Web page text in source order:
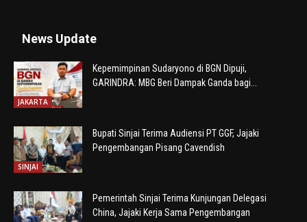
News Update
JAKARTA
Kepemimpinan Sudaryono di BGN Dipuji,
GARINDRA: MBG Beri Dampak Ganda bagi...
SINJAI
Bupati Sinjai Terima Audiensi PT GGF, Jajaki
Pengembangan Pisang Cavendish
Pemerintah Sinjai Terima Kunjungan Delegasi
China, Jajaki Kerja Sama Pengembangan